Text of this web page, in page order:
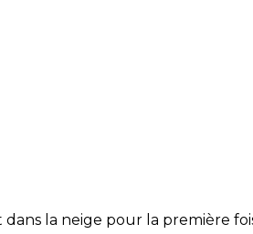
dans la neige pour la première